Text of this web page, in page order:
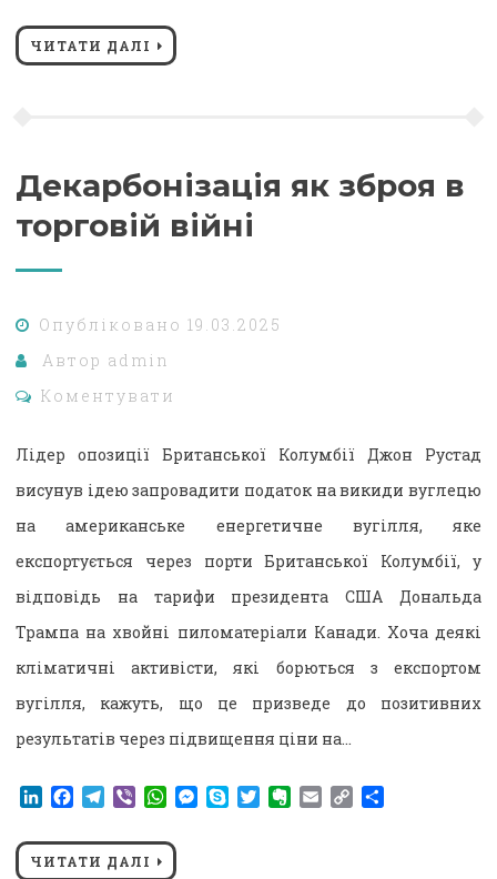
ЧИТАТИ ДАЛІ
Декарбонізація як зброя в
торговій війні
Опубліковано 19.03.2025
Автор admin
Коментувати
Лідер опозиції Британської Колумбії Джон Рустад
висунув ідею запровадити податок на викиди вуглецю
на американське енергетичне вугілля, яке
експортується через порти Британської Колумбії, у
відповідь на тарифи президента США Дональда
Трампа на хвойні пиломатеріали Канади. Хоча деякі
кліматичні активісти, які борються з експортом
вугілля, кажуть, що це призведе до позитивних
результатів через підвищення ціни на…
LinkedIn
Facebook
Telegram
ViberWhatsApp
Messenger
SkypeTwitterEvernote
EmailCopy
ЧИТАТИ ДАЛІ